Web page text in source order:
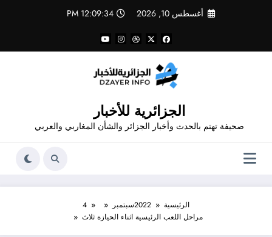
أغسطس 10, 2026 12:09:34 PM
الجزائرية للأخبار
صحيفة تهتم بالحدث وأخبار الجزائر والشأن المغاربي والعربي
الرئيسية 2022سبتمبر
4
مراحل اللعب الرئيسية اثناء الحيازة ثلاث